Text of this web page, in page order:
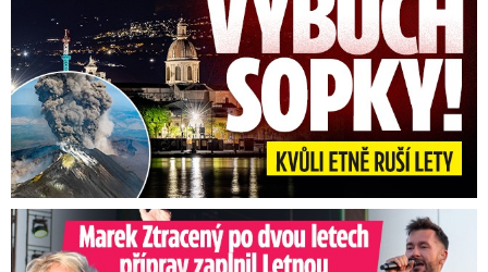
Marek Ztracený na Letné: Pártlová stopla koncert